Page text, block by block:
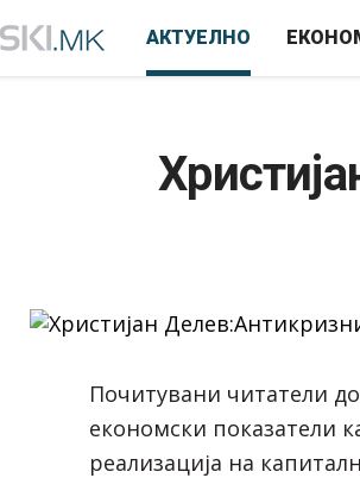
АКТУЕЛНО
Почитувани читатели
економски показатели
реализација на